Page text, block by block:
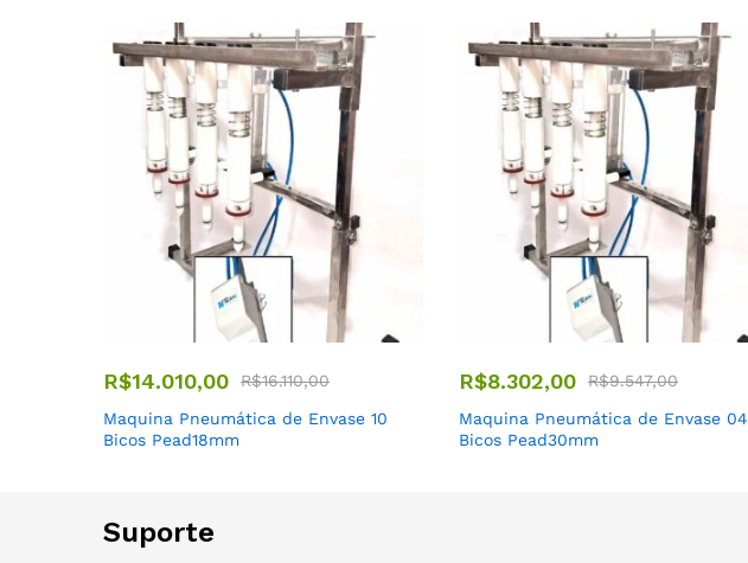
R$14.010,00 R$16.110,00
Maquina Pneumática de Envase 10
Bicos Pead18mm
R$8.302,00 R$9.547,00
Maquina Pneumática de Envase 04
Bicos Pead30mm
Suporte